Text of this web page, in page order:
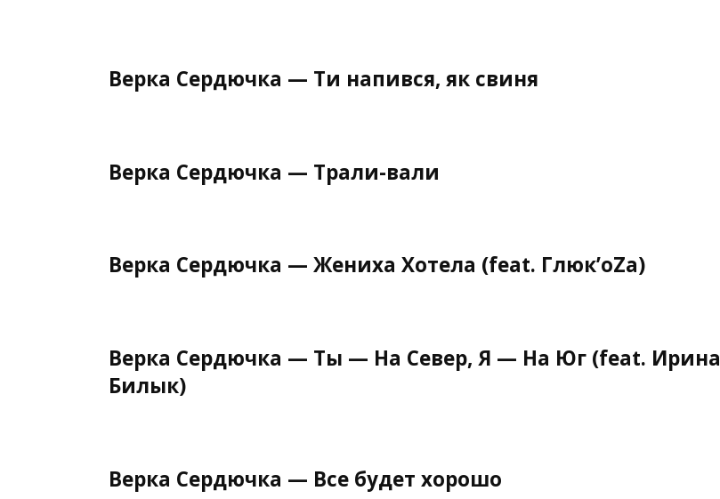
Верка Сердючка — Ти напився, як свиня
Верка Сердючка — Трали-вали
Верка Сердючка — Жениха Хотела (feat. Глюк’oZa)
Верка Сердючка — Ты — На Север, Я — На Юг (feat. Ирина
Билык)
Верка Сердючка — Все будет хорошо